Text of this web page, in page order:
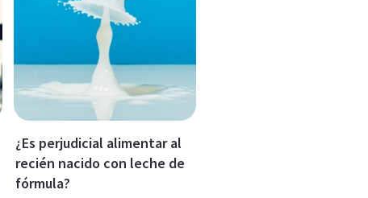
¿Es perjudicial alimentar al
recién nacido con leche de
fórmula?